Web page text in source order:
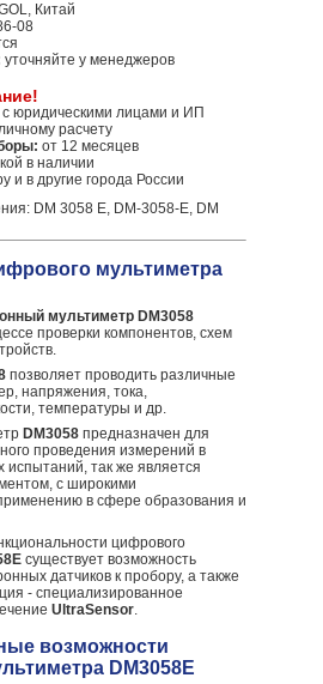
Китай
08
уточняйте у менеджеров
с юридическими лицами и ИП
расчету
от 12 месяцев
в наличии
и в другие города России
DM 3058 E, DM-3058-E, DM
мультиметра
мультиметр DM3058
проверки компонентов, схем
позволяет проводить различные
напряжения, тока,
температуры и др.
DM3058 предназначен для
проведения измерений в
испытаний, так же является
с широкими
в сфере образования и
цифрового
существует возможность
датчиков к пробору, а также
- специализированное
UltraSensor.
возможности
DM3058E